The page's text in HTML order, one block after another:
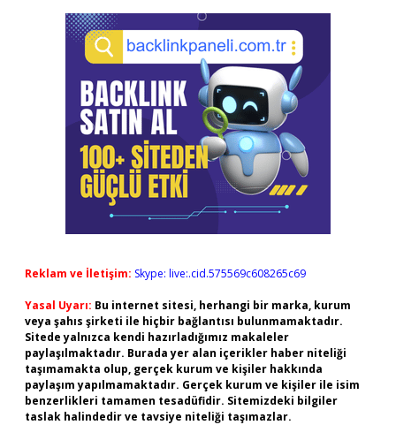
Reklam ve İletişim: Skype: live:.cid.575569c608265c69
Yasal Uyarı: Bu internet sitesi, herhangi bir marka, kurum
veya şahıs şirketi ile hiçbir bağlantısı bulunmamaktadır.
Sitede yalnızca kendi hazırladığımız makaleler
paylaşılmaktadır. Burada yer alan içerikler haber niteliği
taşımamakta olup, gerçek kurum ve kişiler hakkında
paylaşım yapılmamaktadır. Gerçek kurum ve kişiler ile isim
benzerlikleri tamamen tesadüfidir. Sitemizdeki bilgiler
taslak halindedir ve tavsiye niteliği taşımazlar.